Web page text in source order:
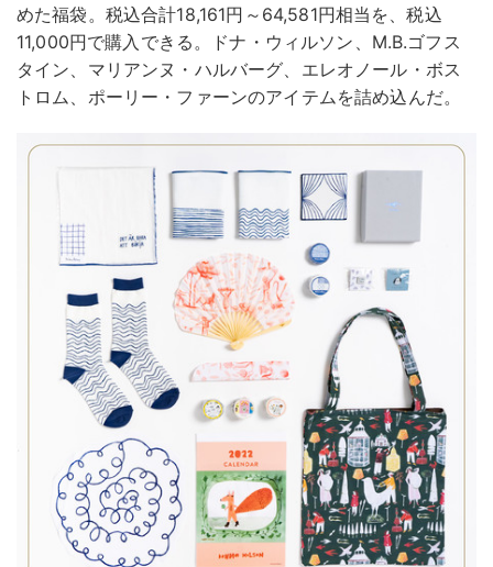
めた福袋。税込合計18,161円～64,581円相当を、税込
11,000円で購入できる。ドナ・ウィルソン、M.B.ゴフス
タイン、マリアンヌ・ハルバーグ、エレオノール・ボス
トロム、ポーリー・ファーンのアイテムを詰め込んだ。